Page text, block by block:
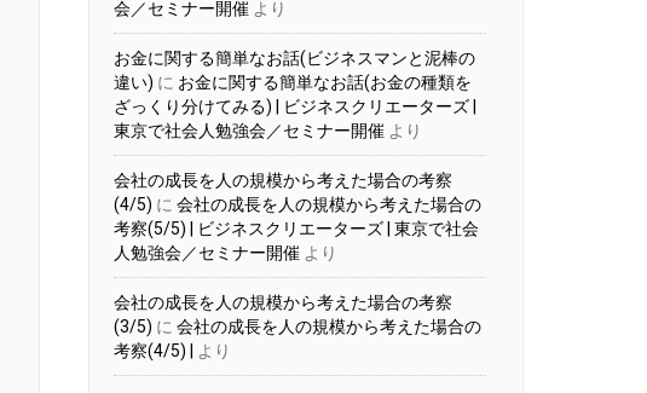
会／セミナー開催 より
お金に関する簡単なお話(ビジネスマンと泥棒の
違い) に お金に関する簡単なお話(お金の種類を
ざっくり分けてみる) | ビジネスクリエーターズ |
東京で社会人勉強会／セミナー開催 より
会社の成長を人の規模から考えた場合の考察
(4/5) に 会社の成長を人の規模から考えた場合の
考察(5/5) | ビジネスクリエーターズ | 東京で社会
人勉強会／セミナー開催 より
会社の成長を人の規模から考えた場合の考察
(3/5) に 会社の成長を人の規模から考えた場合の
考察(4/5) |
より